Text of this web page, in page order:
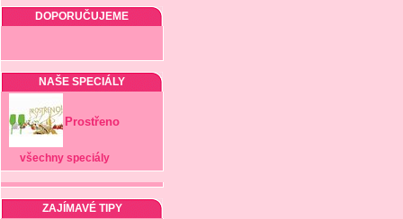
DOPORUČUJEME
NAŠE SPECIÁLY
Prostřeno
všechny speciály
ZAJÍMAVÉ TIPY